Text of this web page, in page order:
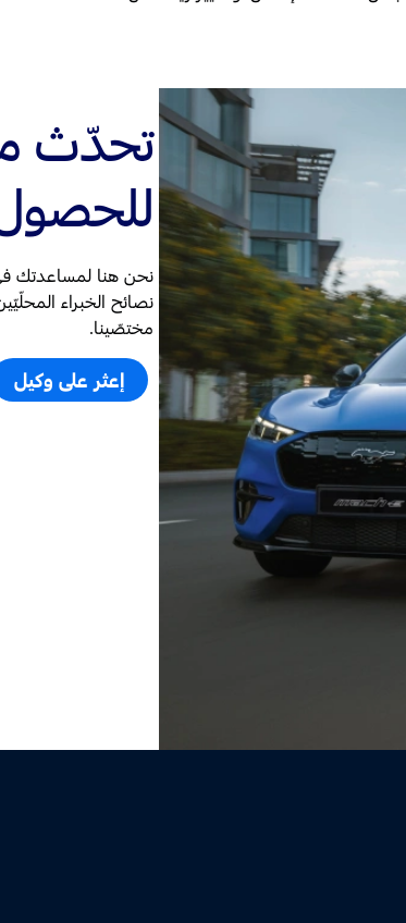
تحدّث
نحن هنا لمساعدتك في
نصائح الخبراء
مختصّينا.
إعثر على وكيل